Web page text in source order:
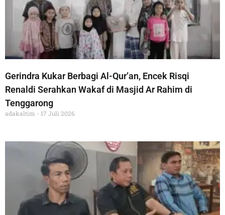
Gerindra Kukar Berbagi Al-Qur’an, Encek Risqi
Renaldi Serahkan Wakaf di Masjid Ar Rahim di
Tenggarong
adakaltim 17 Juli 2026